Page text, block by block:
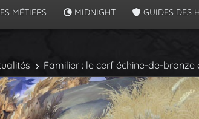
MÉTIERS MIDNIGHT GUIDES DES
Familier : le cerf échine-de-